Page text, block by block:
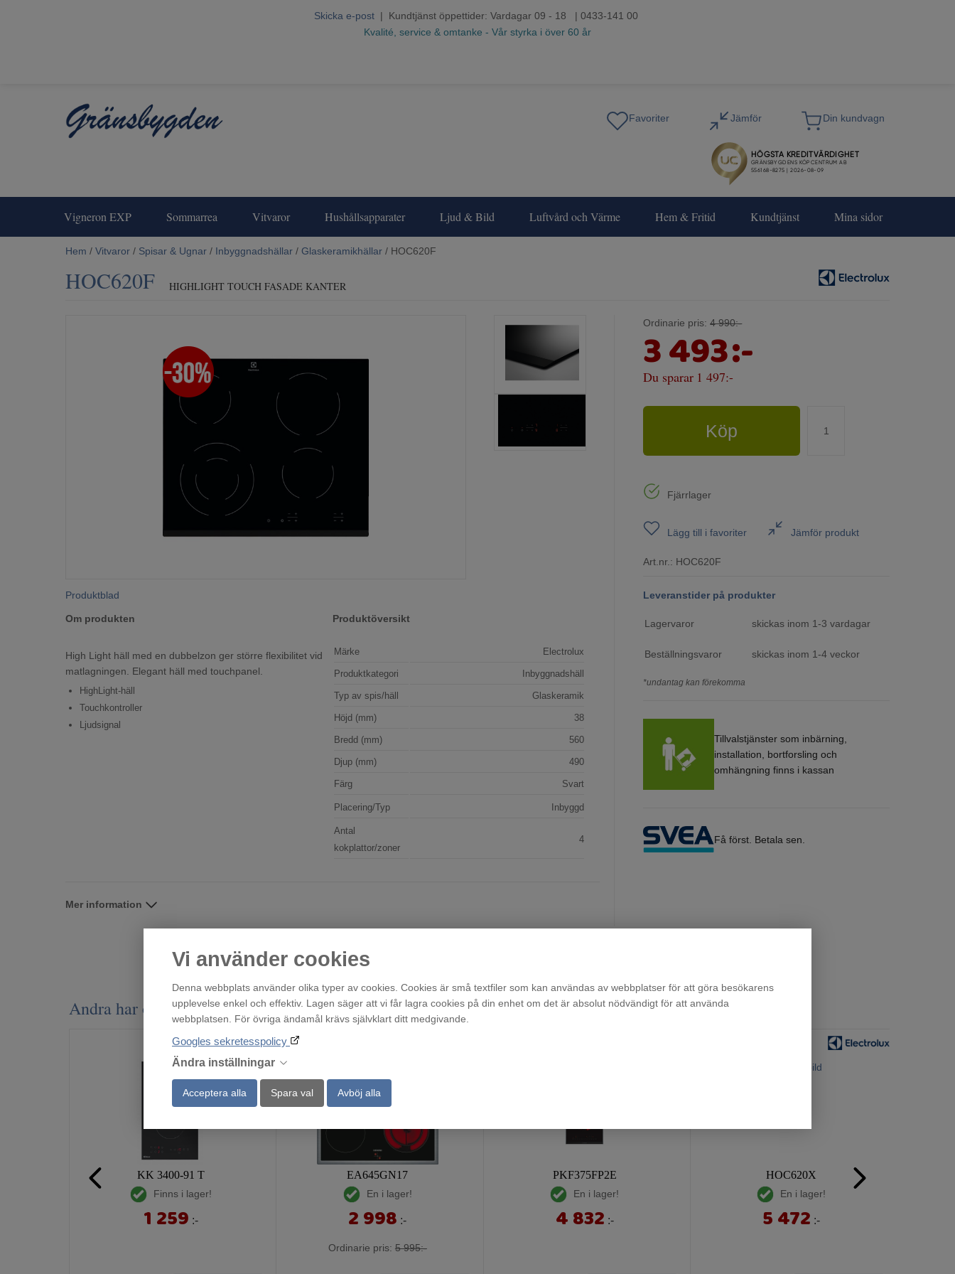
Vi använder cookies
Denna webbplats använder olika typer av cookies. Cookies är små textfiler som kan användas av webbplatser för att göra besökarens
upplevelse enkel och effektiv. Lagen säger att vi får lagra cookies på din enhet om det är absolut nödvändigt för att använda
webbplatsen. För övriga ändamål krävs självklart ditt medgivande.
Googles sekretesspolicy
Ändra inställningar
Acceptera alla Spara val Avböj alla
Skicka e-post | Kundtjänst öppettider: Vardagar 09 - 18 | 0433-141 00
Kvalité, service & omtanke - Vår styrka i över 60 år
Vigneron EXP Sommarrea Vitvaror Hushållsapparater Ljud & Bild Luftvård och Värme Hem & Fritid Kundtjänst Mina sidor
Hem / Vitvaror / Spisar & Ugnar / Inbyggnadshällar / Glaskeramikhällar / HOC620F
HOC620F HIGHLIGHT TOUCH FASADE KANTER
Produktblad
Om produkten
High Light häll med en dubbelzon ger större flexibilitet vid
matlagningen. Elegant häll med touchpanel.
HighLight-häll
Touchkontroller
Ljudsignal
Produktöversikt
Märke Electrolux
Produktkategori Inbyggnadshäll
Typ av spis/häll Glaskeramik
Höjd (mm) 38
Bredd (mm) 560
Djup (mm) 490
Färg Svart
Placering/Typ Inbyggd
Antal
kokplattor/zoner
4
Mer information
Ordinarie pris: 4 990:-
3 493:-
Du sparar 1 497:-
Köp
Fjärrlager
Lägg till i favoriter Jämför produkt
Art.nr.: HOC620F
Leveranstider på produkter
Lagervaror skickas inom 1-3 vardagar
Beställningsvaror skickas inom 1-4 veckor
*undantag kan förekomma
Tillvalstjänster som inbärning,
installation, bortforsling och
omhängning finns i kassan
Få först. Betala sen.
Andra har också tittat på
KK 3400-91 T
Finns i lager!
1 259 :-
EA645GN17
En i lager!
2 998 :-
Ordinarie pris: 5 995:-
PKF375FP2E
En i lager!
4 832 :-
HOC620X
En i lager!
5 472 :-